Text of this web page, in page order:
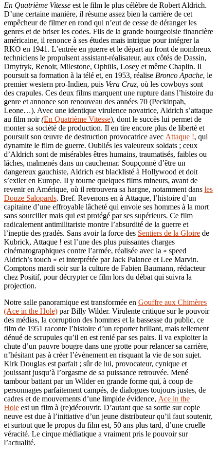
En Quatrième Vitesse est le film le plus célèbre de Robert Aldrich.
D’une certaine manière, il résume assez bien la carrière de cet
empêcheur de filmer en rond qui n’eut de cesse de déranger les
genres et de briser les codes. Fils de la grande bourgeoisie financière
américaine, il renonce à ses études mais intrigue pour intégrer la
RKO en 1941. L’entrée en guerre et le départ au front de nombreux
techniciens le propulsent assistant-réalisateur, aux côtés de Dassin,
Dmytryk, Renoir, Milestone, Ophüls, Losey et même Chaplin. Il
poursuit sa formation à la télé et, en 1953, réalise Bronco Apache, le
premier western pro-Indien, puis Vera Cruz, où les cowboys sont
des crapules. Ces deux films marquent une rupture dans l’histoire du
genre et annonce son renouveau des années 70 (Peckinpah,
Leone…). Avec une identique virulence novatrice, Aldrich s’attaque
au film noir(En Quatrième Vitesse), dont le succès lui permet de
monter sa société de production. Il en tire encore plus de liberté et
poursuit son œuvre de destruction provocatrice avec Attaque !, qui
dynamite le film de guerre. Oubliés les valeureux soldats ; ceux
d’Aldrich sont de misérables êtres humains, traumatisés, faibles ou
lâches, malmenés dans un cauchemar. Soupçonné d’être un
dangereux gauchiste, Aldrich est blacklisté à Hollywood et doit
s’exiler en Europe. Il y tourne quelques films mineurs, avant de
revenir en Amérique, où il retrouvera sa hargne, notamment dans les
Douze Salopards. Bref. Revenons en à Attaque, l’histoire d’un
capitaine d’une effroyable lâcheté qui envoie ses hommes à la mort
sans sourciller mais qui est protégé par ses supérieurs. Ce film
radicalement antimilitariste montre l’absurdité de la guerre et
l’ineptie des gradés. Sans avoir la force des Sentiers de la Gloire de
Kubrick, Attaque ! est l’une des plus puissantes charges
cinématographiques contre l’armée, réalisée avec la « speed
Aldrich’s touch » et interprétée par Jack Palance et Lee Marvin.
Comptons mardi soir sur la culture de Fabien Baumann, rédacteur
chez Positif, pour décrypter ce film lors du débat qui suivra la
projection.
Notre salle panoramique est transformée en Gouffre aux Chimères
(Ace in the Hole) par Billy Wilder. Virulente critique sur le pouvoir
des médias, la corruption des hommes et la bassesse du public, ce
film de 1951 raconte l’histoire d’un reporter brillant, mais tellement
dénué de scrupules qu’il en est renié par ses pairs. Il va exploiter la
chute d’un pauvre bougre dans une grotte pour relancer sa carrière,
n’hésitant pas à créer l’événement en risquant la vie de son sujet.
Kirk Douglas est parfait ; sûr de lui, provocateur, cynique et
jouissant jusqu’à l’orgasme de sa puissance retrouvée. Mené
tambour battant par un Wilder en grande forme qui, à coup de
personnages parfaitement campés, de dialogues toujours justes, de
cadres et de mouvements d’une limpide évidence, Ace in the
Hole est un film à (re)découvrir. D’autant que sa sortie sur copie
neuve est due à l’initiative d’un jeune distributeur qu’il faut soutenir,
et surtout que le propos du film est, 50 ans plus tard, d’une cruelle
véracité. Le cirque médiatique a vraiment pris le pouvoir sur
l’actualité.